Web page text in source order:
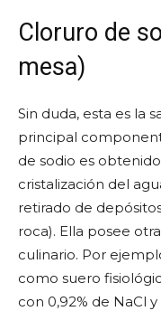
Cloruro de
mesa)
Sin duda, esta es la
principal
de sodio es
cristalización del
retirado de
roca). Ella posee
culinario. Por
como suero
con 0,92% de NaCl